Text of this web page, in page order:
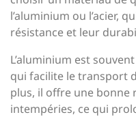
l’aluminium ou l’acier,
résistance et leur
L’aluminium est
qui facilite le transport
plus, il offre une bonne
intempéries, ce qui